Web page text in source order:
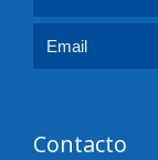
Contacto